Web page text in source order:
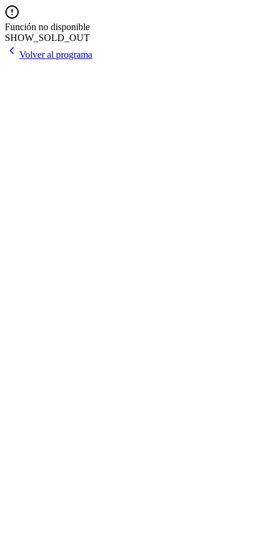
Función no disponible
SHOW_SOLD_OUT
Volver al programa